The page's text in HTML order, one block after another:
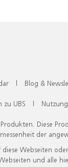
| Blog &
UBS |
Diese
der
Webseiten
und alle